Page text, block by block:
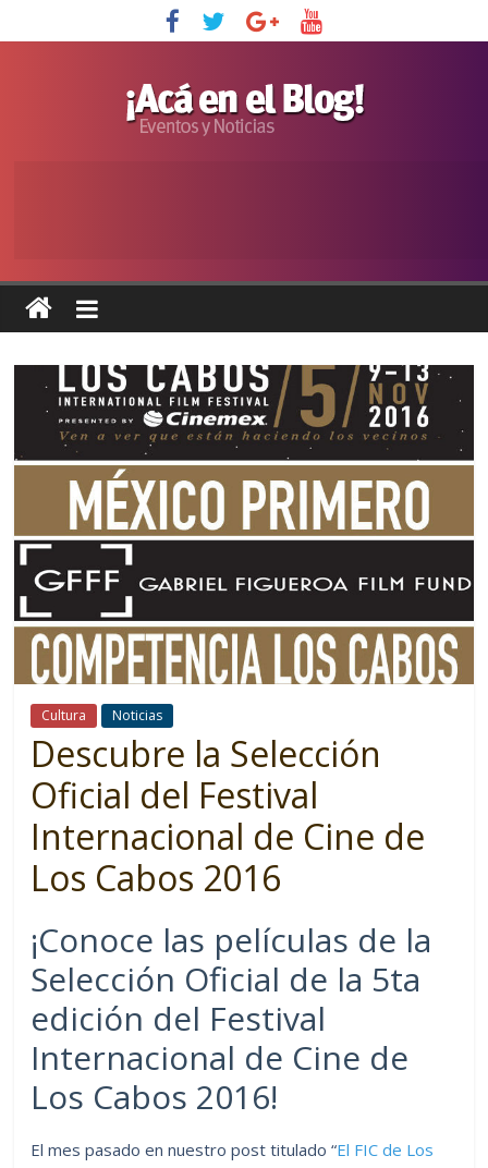
Cultura Noticias
Descubre la Selección
Oficial del Festival
Internacional de Cine de
Los Cabos 2016
¡Conoce las películas de la
Selección Oficial de la 5ta
edición del Festival
Internacional de Cine de
Los Cabos 2016!
El mes pasado en nuestro post titulado “El FIC de Los